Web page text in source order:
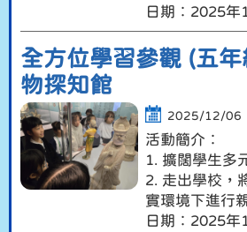
日期︰2025年
全方位學習參觀 (五
物探知館
2025/12/06
活動簡介︰
1. 擴闊學生多
2. 走出學校，
實環境下進行
日期︰2025年